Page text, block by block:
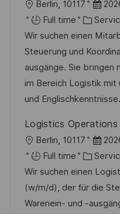
o
c
a
l
i
s
t
n
Berlin, 10117
D
a
t
e
d
’
a
f
i
c
h
a
g
Full time
C
a
t
é
g
o
i
e
Wir suchen einen
Steuerung und
ausgänge. Sie bringen
im Bereich Logistik
und
Logistics
o
c
a
l
Berlin, 10117
D
a
t
e
d
Full time
C
a
t
é
Wir suchen einen
(w/m/d), der für die
Warenein- und -